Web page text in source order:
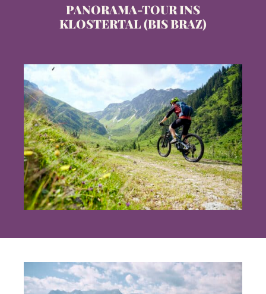
PANORAMA-TOUR INS
KLOSTERTAL (BIS BRAZ)